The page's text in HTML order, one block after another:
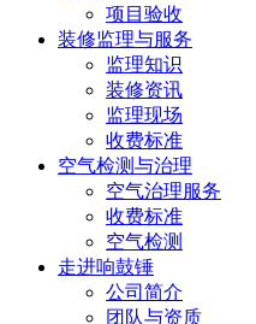
项目验收
装修监理与服务
监理知识
装修资讯
监理现场
收费标准
空气检测与治理
空气治理服务
收费标准
空气检测
走进响鼓锤
公司简介
团队与资质